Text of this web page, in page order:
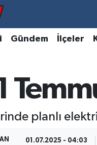
Gündem İlçeler
planlı
01.07.2025 - 04:03
Fikstür